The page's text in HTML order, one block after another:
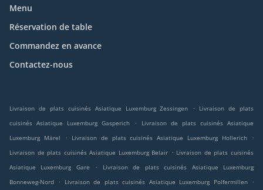
Menu
Réservation de table
Commandez en avance
Contactez-nous
Livraison de plats cuisinés Asiatique Luxemburg Zessingen .
Livraison de plats
cuisinés Asiatique Luxemburg Gasperich
.
Livraison de plats cuisinés Asiatique
Luxemburg Märel
. Livraison de plats cuisinés Asiatique Luxemburg Hollerich
.
Livraison de plats cuisinés Asiatique Luxemburg Belair . Livraison de plats cuisinés
Asiatique Luxemburg Gare
.
Livraison de plats cuisinés Asiatique Luxemburg
Bonneweg-Nord
. Livraison de plats cuisinés Asiatique Luxemburg Polfermillen
.